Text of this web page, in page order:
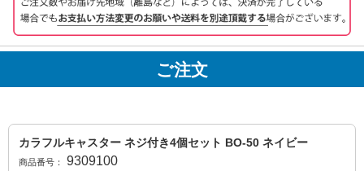
ご注文
カラフルキャスター ネジ付き4個セット BO-50 ネイビー
商品番号： 9309100